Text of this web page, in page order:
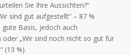
Sie Ihre Aussichten?“
sind gut aufgestellt“ – 87 %
gute Basis, jedoch auch
oder „Wir sind noch nicht so gut für
(13 %).